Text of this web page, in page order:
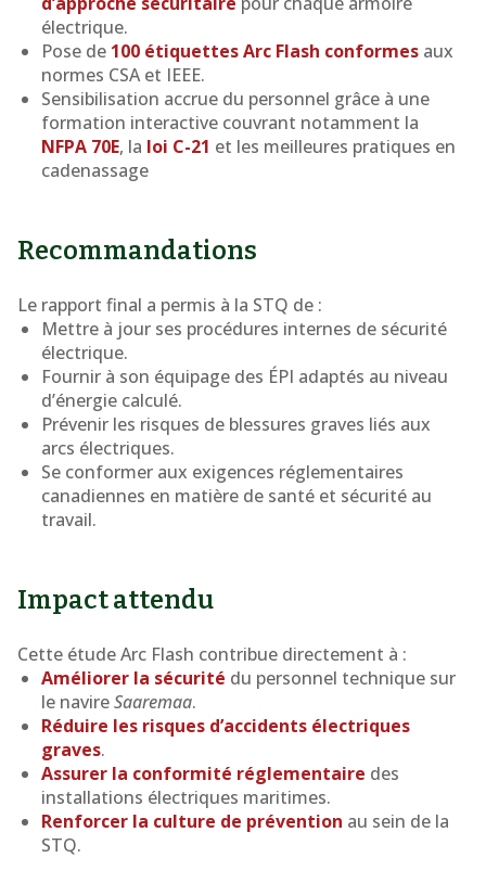
électrique.
Pose de 100 étiquettes Arc Flash conformes aux
normes CSA et IEEE.
Sensibilisation accrue du personnel grâce à une
formation interactive couvrant notamment la
NFPA 70E, la loi C-21 et les meilleures pratiques en
cadenassage
Recommandations
Le rapport final a permis à la STQ de :
Mettre à jour ses procédures internes de sécurité
électrique.
Fournir à son équipage des ÉPI adaptés au niveau
d’énergie calculé.
Prévenir les risques de blessures graves liés aux
arcs électriques.
Se conformer aux exigences réglementaires
canadiennes en matière de santé et sécurité au
travail.
Impact attendu
Cette étude Arc Flash contribue directement à :
Améliorer la sécurité du personnel technique sur
le navireSaaremaa.
Réduire les risques d’accidents électriques
graves.
Assurer la conformité réglementaire des
installations électriques maritimes.
Renforcer la culture de prévention au sein de la
STQ.